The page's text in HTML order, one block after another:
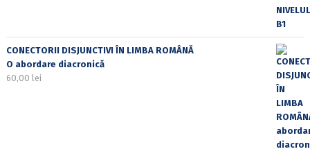
CONECTORII DISJUNCTIVI ÎN LIMBA ROMÂNĂ
O abordare diacronică
60,00 lei